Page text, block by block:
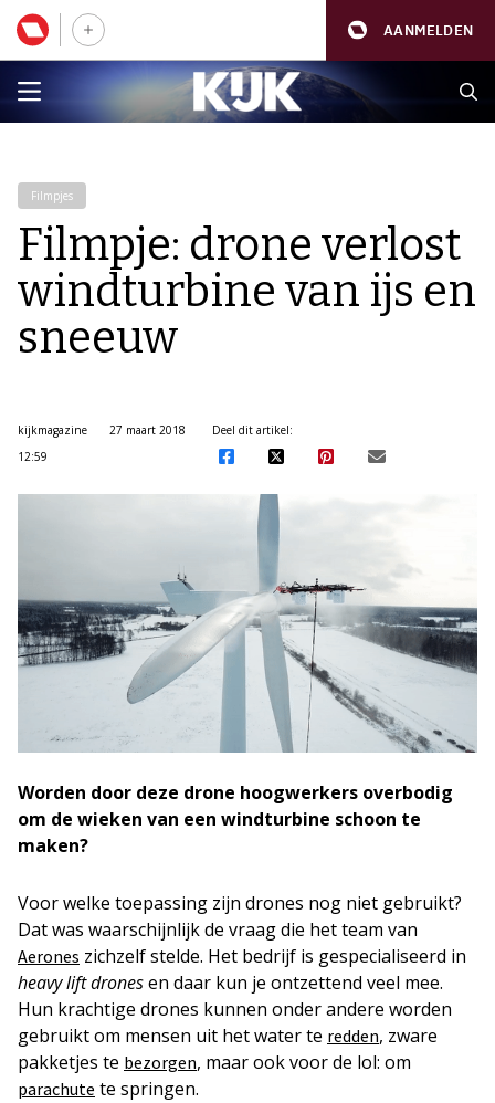
AANMELDEN
Filmpjes
Filmpje: drone verlost
windturbine van ijs en
sneeuw
kijkmagazine
27 maart 2018
12:59
Deel dit artikel:
Worden door deze drone hoogwerkers overbodig
om de wieken van een windturbine schoon te
maken?
Voor welke toepassing zijn drones nog niet gebruikt?
Dat was waarschijnlijk de vraag die het team van
Aerones zichzelf stelde. Het bedrijf is gespecialiseerd in
heavy liftdronesen daar kun je ontzettend veel mee.
Hun krachtige drones kunnen onder andere worden
gebruikt om mensen uit het water te redden, zware
pakketjes te bezorgen, maar ook voor de lol: om
parachute te springen.